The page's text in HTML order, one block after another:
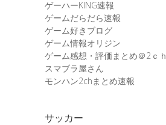
ゲーハーKING速報
ゲームだらだら速報
ゲーム好きブログ
ゲーム情報オリジン
ゲーム感想・評価まとめ＠2ｃｈ
スマブラ屋さん
モンハン2chまとめ速報
サッカー